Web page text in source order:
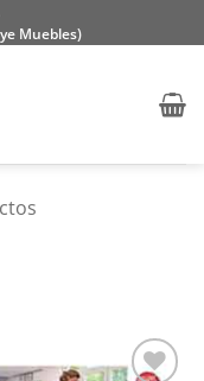
Muebles)